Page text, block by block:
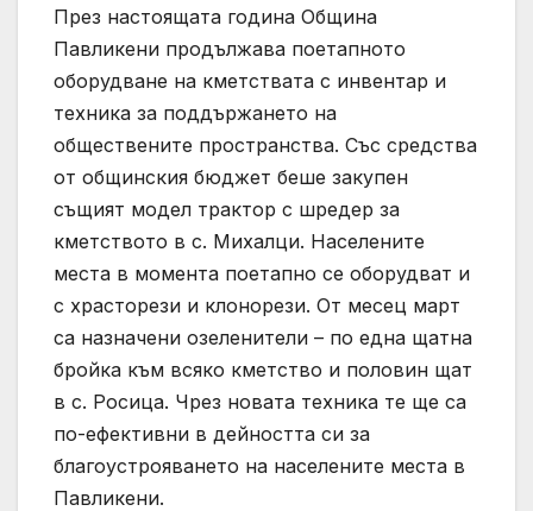
През настоящата година Община
Павликени продължава поетапното
оборудване на кметствата с инвентар и
техника за поддържането на
обществените пространства. Със средства
от общинския бюджет беше закупен
същият модел трактор с шредер за
кметството в с. Михалци. Населените
места в момента поетапно се оборудват и
с храсторези и клонорези. От месец март
са назначени озеленители – по една щатна
бройка към всяко кметство и половин щат
в с. Росица. Чрез новата техника те ще са
по-ефективни в дейността си за
благоустрояването на населените места в
Павликени.